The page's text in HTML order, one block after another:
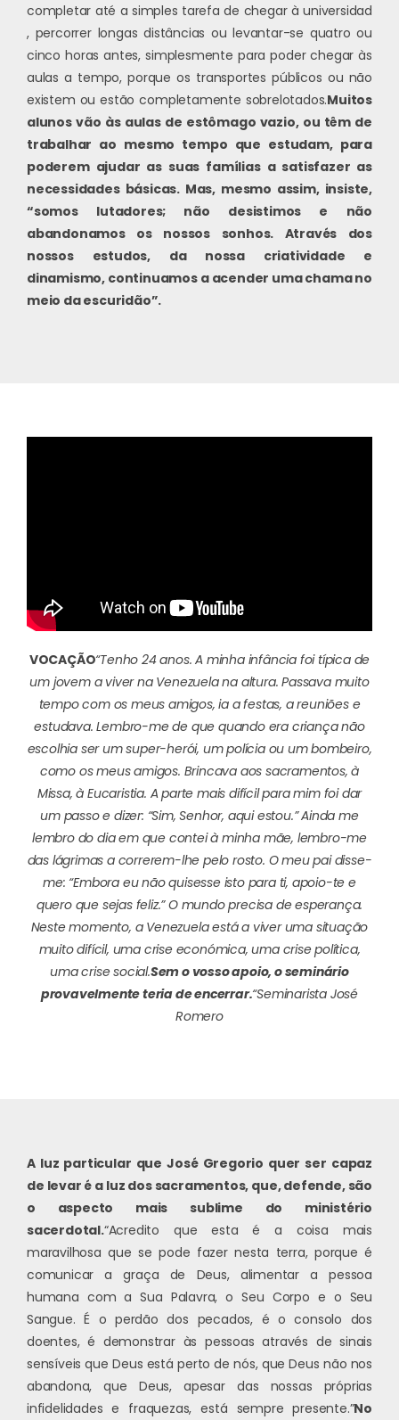
completar até a simples tarefa de chegar à universidad
, percorrer longas distâncias ou levantar-se quatro ou
cinco horas antes, simplesmente para poder chegar às
aulas a tempo, porque os transportes públicos ou não
existem ou estão completamente sobrelotados.Muitos
alunos vão às aulas de estômago vazio, ou têm de
trabalhar ao mesmo tempo que estudam, para
poderem ajudar as suas famílias a satisfazer as
necessidades básicas. Mas, mesmo assim, insiste,
“somos lutadores; não desistimos e não
abandonamos os nossos sonhos. Através dos
nossos estudos, da nossa criatividade e
dinamismo, continuamos a acender uma chama no
meio da escuridão”.
VOCAÇÃO“Tenho 24 anos. A minha infância foi típica de
um jovem a viver na Venezuela na altura. Passava muito
tempo com os meus amigos, ia a festas, a reuniões e
estudava. Lembro-me de que quando era criança não
escolhia ser um super-herói, um polícia ou um bombeiro,
como os meus amigos. Brincava aos sacramentos, à
Missa, à Eucaristia. A parte mais difícil para mim foi dar
um passo e dizer: “Sim, Senhor, aqui estou.” Ainda me
lembro do dia em que contei à minha mãe, lembro-me
das lágrimas a correrem-lhe pelo rosto. O meu pai disse-
me: “Embora eu não quisesse isto para ti, apoio-te e
quero que sejas feliz.” O mundo precisa de esperança.
Neste momento, a Venezuela está a viver uma situação
muito difícil, uma crise económica, uma crise política,
uma crise social.Sem o vosso apoio, o seminário
provavelmente teria de encerrar.“Seminarista José
Romero
A luz particular que José Gregorio quer ser capaz
de levar é a luz dos sacramentos, que, defende, são
o aspecto mais sublime do ministério
sacerdotal.“Acredito que esta é a coisa mais
maravilhosa que se pode fazer nesta terra, porque é
comunicar a graça de Deus, alimentar a pessoa
humana com a Sua Palavra, o Seu Corpo e o Seu
Sangue. É o perdão dos pecados, é o consolo dos
doentes, é demonstrar às pessoas através de sinais
sensíveis que Deus está perto de nós, que Deus não nos
abandona, que Deus, apesar das nossas próprias
infidelidades e fraquezas, está sempre presente.”No